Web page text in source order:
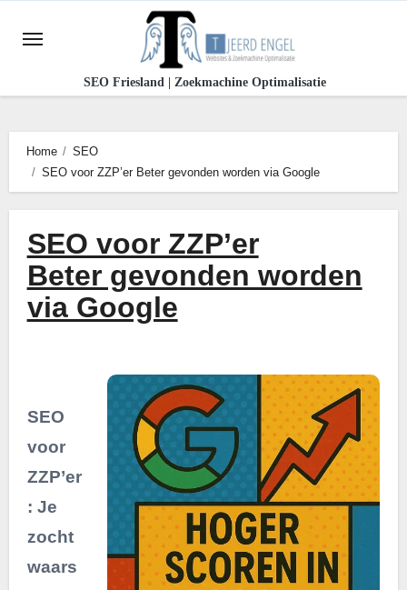
naar
SEO Friesland | Zoekmachine Optimalisatie
Home
SEO
SEO voor ZZP’er Beter gevonden worden via Google
SEO voor ZZP’er
Beter gevonden worden
via Google
SEO
voor
ZZP’er
: Je
zocht
waars